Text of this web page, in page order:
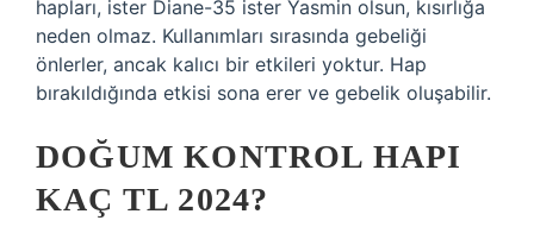
hapları, ister Diane-35 ister Yasmin olsun, kısırlığa
neden olmaz. Kullanımları sırasında gebeliği
önlerler, ancak kalıcı bir etkileri yoktur. Hap
bırakıldığında etkisi sona erer ve gebelik oluşabilir.
DOĞUM KONTROL HAPI
KAÇ TL 2024?